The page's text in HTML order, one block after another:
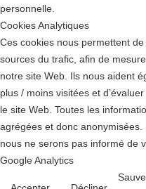
personnelle.
Cookies Analytiques
Ces cookies nous permettent
sources du trafic, afin de
notre site Web. Ils nous aident
plus / moins visitées et
le site Web. Toutes les
agrégées et donc
nous ne serons pas informé de
Google Analytics